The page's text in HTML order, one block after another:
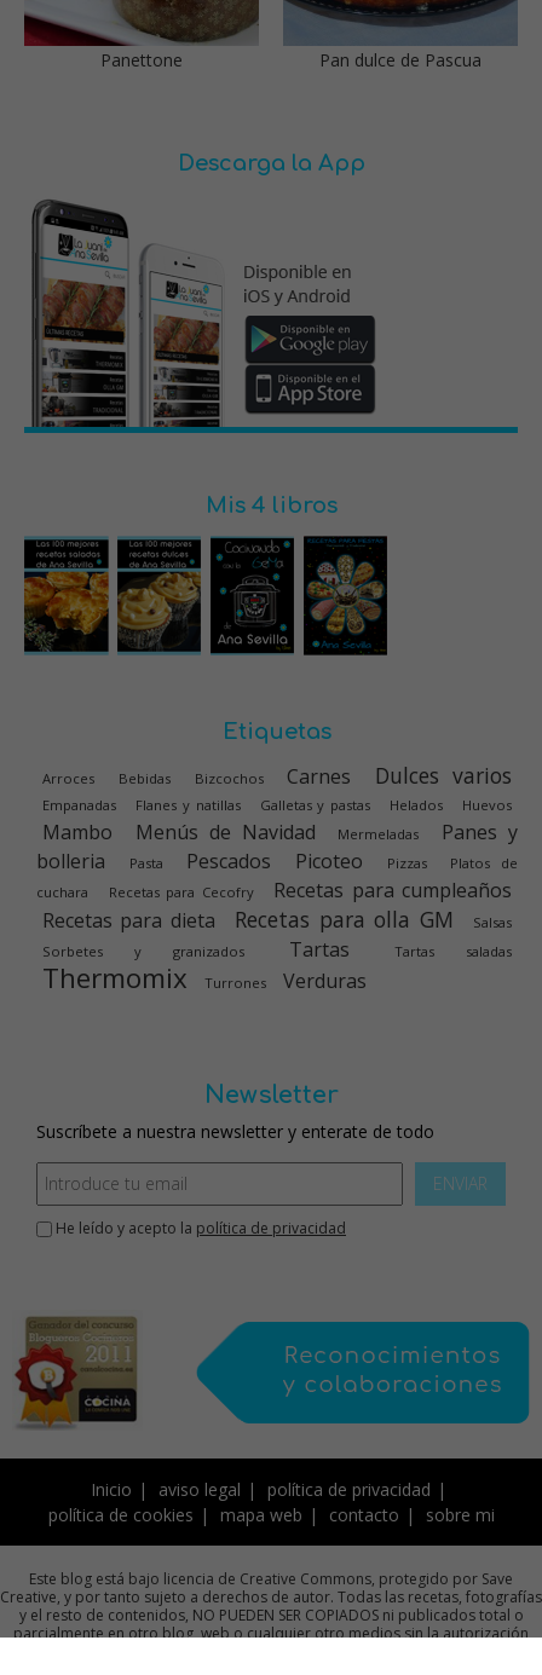
Panettone Pan dulce de Pascua
Descarga la App
Mis 4 libros
Etiquetas
Arroces Bebidas Bizcochos Carnes Dulces varios
Empanadas Flanes y natillas Galletas y pastas Helados Huevos
Mambo Menús de Navidad Mermeladas
Panes y
bolleria
Pasta Pescados Picoteo Pizzas
Platos de
cuchara
Recetas para Cecofry
Recetas para cumpleaños
Recetas para dieta
Recetas para olla GM
Salsas
Sorbetes y granizados
Tartas Tartas saladas
Thermomix Turrones Verduras
Newsletter
Suscríbete a nuestra newsletter y enterate de todo
ENVIAR
He leído y acepto la política de privacidad
Inicio aviso legal
política de privacidad
política de cookies
mapa web contacto sobre mi
Este blog está bajo licencia de Creative Commons, protegido por Save
Creative, y por tanto sujeto a derechos de autor. Todas las recetas, fotografías
y el resto de contenidos, NO PUEDEN SER COPIADOS ni publicados total o
parcialmente en otro blog, web o cualquier otro medios sin la autorización